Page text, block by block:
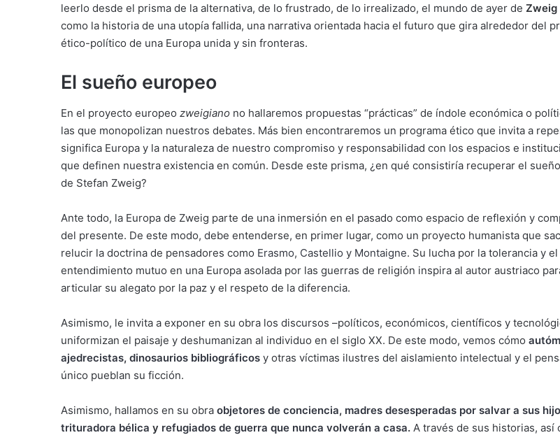
leerlo desde el prisma de la alternativa, de lo frustrado, de lo irrealizado, el mundo de ayer de Zweig
como la historia de una utopía fallida, una narrativa orientada hacia el futuro que gira alrededor del
ético-político de una Europa unida y sin fronteras.
El sueño europeo
En el proyecto europeo zweigiano no hallaremos propuestas “prácticas” de índole económica o
las que monopolizan nuestros debates. Más bien encontraremos un programa ético que invita a
significa Europa y la naturaleza de nuestro compromiso y responsabilidad con los espacios e
que definen nuestra existencia en común. Desde este prisma, ¿en qué consistiría recuperar el
de Stefan Zweig?
Ante todo, la Europa de Zweig parte de una inmersión en el pasado como espacio de reflexión y
del presente. De este modo, debe entenderse, en primer lugar, como un proyecto humanista que
relucir la doctrina de pensadores como Erasmo, Castellio y Montaigne. Su lucha por la tolerancia y el
entendimiento mutuo en una Europa asolada por las guerras de religión inspira al autor austriaco
articular su alegato por la paz y el respeto de la diferencia.
Asimismo, le invita a exponer en su obra los discursos –políticos, económicos, científicos y
uniformizan el paisaje y deshumanizan al individuo en el siglo XX. De este modo, vemos cómo
ajedrecistas, dinosaurios bibliográficos y otras víctimas ilustres del aislamiento intelectual y el
único pueblan su ficción.
Asimismo, hallamos en su obra objetores de conciencia, madres desesperadas por salvar a sus
trituradora bélica y refugiados de guerra que nunca volverán a casa. A través de sus historias, así